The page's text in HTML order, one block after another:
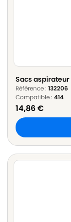
Sacs aspirateur
Référence : 132206
Compatible : 414
14,86€